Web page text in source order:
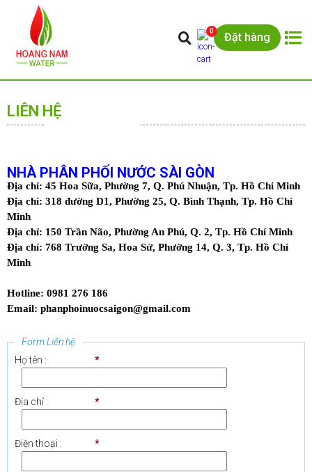
0 Đặt hàng
LIÊN HỆ
NHÀ PHÂN PHỐI NƯỚC SÀI GÒN
Địa chỉ: 45 Hoa Sữa, Phường 7, Q. Phú Nhuận, Tp. Hồ Chí Minh
Địa chỉ: 318 đường D1, Phường 25, Q. Bình Thạnh, Tp. Hồ Chí
Minh
Địa chỉ: 150 Trần Não, Phường An Phú, Q. 2, Tp. Hồ Chí Minh
Địa chỉ: 768 Trường Sa, Hoa Sứ, Phường 14, Q. 3, Tp. Hồ Chí
Minh
Hotline: 0981 276 186
Email: phanphoinuocsaigon@gmail.com
Form Liên hệ
Họ tên :
*
Địa chỉ : *
Điện thoại : *